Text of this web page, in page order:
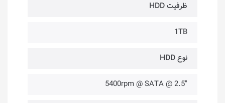
ظرفیت HDD
1TB
نوع HDD
"5400rpm @ SATA @ 2.5